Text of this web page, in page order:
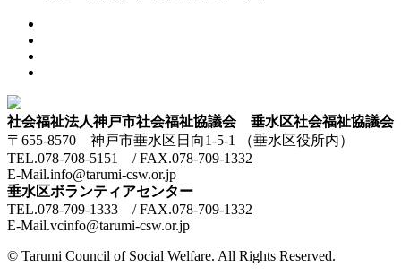
社会福祉法人神戸市社会福祉協議会 垂水区社会福祉協議会
〒655-8570 神戸市垂水区日向1-5-1 （垂水区役所内）
TEL.078-708-5151 / FAX.078-709-1332
E-Mail.info@tarumi-csw.or.jp
垂水区ボランティアセンター
TEL.078-709-1333 / FAX.078-709-1332
E-Mail.vcinfo@tarumi-csw.or.jp
© Tarumi Council of Social Welfare. All Rights Reserved.